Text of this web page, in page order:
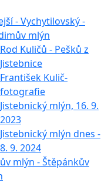
- Vychytilovský -
mlýn
Rod Kuličů - Pešků z
Jistebnice
František Kulič-
fotografie
Jistebnický mlýn, 16. 9.
2023
Jistebnický mlýn dnes -
8. 9. 2024
mlýn - Štěpánkův